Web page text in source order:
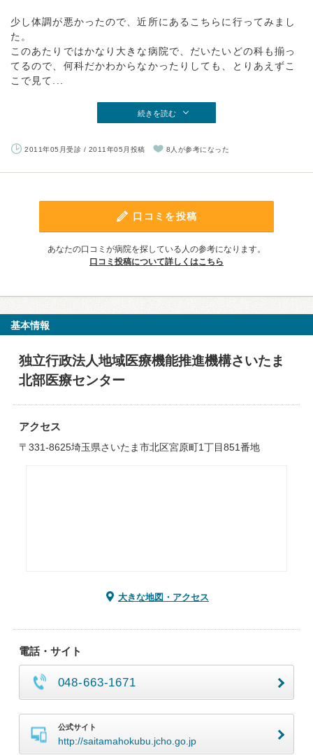
少し体調が悪かったので、近所にあるこちらに行ってみまし
た。
このあたりではかなり大きな病院で、だいたいどの科も揃っ
てるので、何科だかわからなかったりしても、とりあえずこ
こで見て...
続きを読む
2011年05月受診 / 2011年05月投稿 8人が参考になった
口コミを投稿
あなたの口コミが病院を探している人の参考になります。
口コミ投稿について詳しくはこちら
基本情報
独立行政法人地域医療機能推進機構さいたま
北部医療センター
アクセス
〒331-8625埼玉県さいたま市北区宮原町1丁目851番地
大きな地図・アクセス
電話・サイト
048-663-1671
公式サイト
http://saitamahokubu.jcho.go.jp